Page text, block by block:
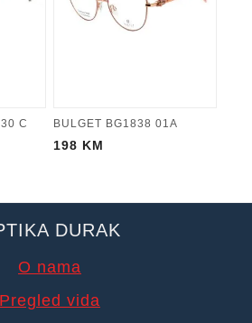
C BULGET BG1838 01A
198 KM
DURAK
O nama
Pregled vida